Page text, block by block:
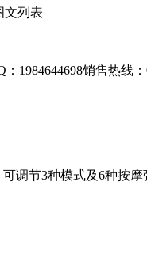
销售热线：
调节3种模式及6种按